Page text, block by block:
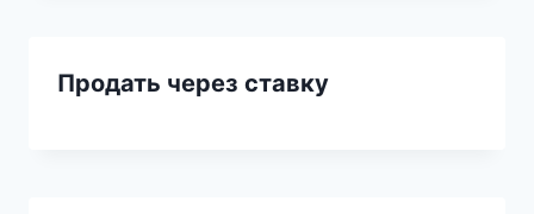
Продать через ставку